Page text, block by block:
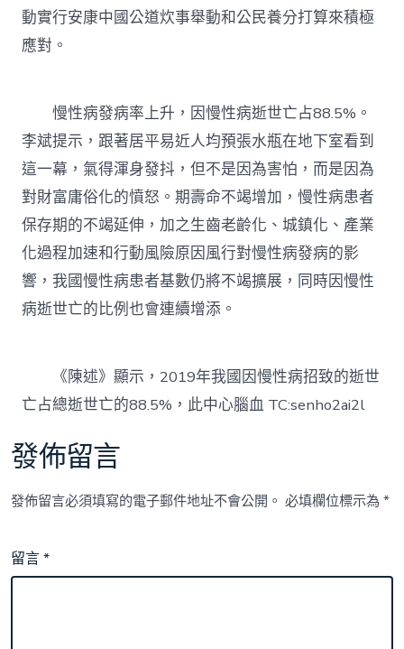
動實行安康中國公道炊事舉動和公民養分打算來積極
應對。
慢性病發病率上升，因慢性病逝世亡占88.5%。
李斌提示，跟著居平易近人均預張水瓶在地下室看到
這一幕，氣得渾身發抖，但不是因為害怕，而是因為
對財富庸俗化的憤怒。期壽命不竭增加，慢性病患者
保存期的不竭延伸，加之生齒老齡化、城鎮化、產業
化過程加速和行動風險原因風行對慢性病發病的影
響，我國慢性病患者基數仍將不竭擴展，同時因慢性
病逝世亡的比例也會連續增添。
《陳述》顯示，2019年我國因慢性病招致的逝世
亡占總逝世亡的88.5%，此中心腦血 TC:senho2ai2l
發佈留言
發佈留言必須填寫的電子郵件地址不會公開。 必填欄位標示為*
留言*